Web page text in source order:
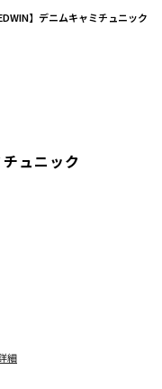
】デニムキャミチュニック
細
ュニック